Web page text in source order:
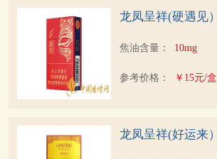
龙凤呈祥(硬遇见）
焦油含量： 10mg
参考价格： ￥15元/盒
龙凤呈祥(好运来）